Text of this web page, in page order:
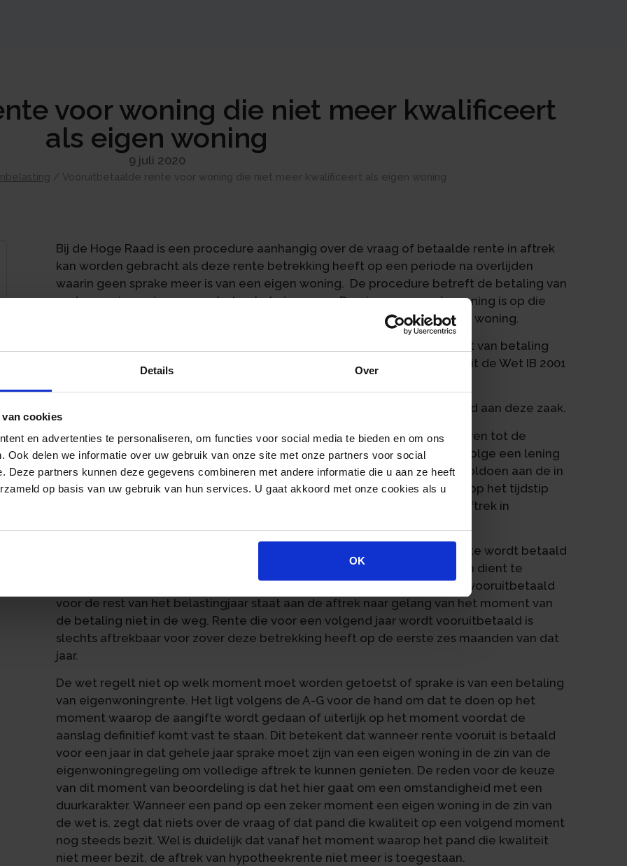
Details Over
cookies
en advertenties te personaliseren, om functies voor social media te bieden en om ons
Ook delen we informatie over uw gebruik van onze site met onze partners voor social
Deze partners kunnen deze gegevens combineren met andere informatie die u aan ze heeft
op basis van uw gebruik van hun services. U gaat akkoord met onze cookies als u
OK
voor woning die niet meer kwalificeert
als eigen woning
9 juli 2020
/ Vooruitbetaalde rente voor woning die niet meer kwalificeert als eigen woning
Bij de Hoge Raad is een procedure aanhangig over de vraag of betaalde rente in aftrek
kan worden gebracht als deze rente betrekking heeft op een periode na overlijden
waarin geen sprake meer is van een eigen woning. De procedure betreft de betaling van
rente op 4 januari 2014 voor het gehele jaar 2014. De eigenaar van de woning is op die
dag overleden, waardoor na 4 januari geen sprake meer is van een eigen woning.
De erfgenamen menen dat de rente aftrekbaar is omdat op het moment van betaling
sprake was van een eigenwoningschuld. Volgens de erfgenamen volgt uit de Wet IB 2001
De Advocaat-generaal (A-G) bij de Hoge Raad heeft een conclusie gewijd aan deze zaak.
In de Wet IB 2001 is geregeld dat betaalde rente van schulden, die behoren tot de
eigenwoningschuld, aftrekbaar is. De rente moet verschuldigd zijn ingevolge een lening
die is aangegaan ter financiering van de eigen woning. De lening moet voldoen aan de in
de wet genoemde voorwaarden. Rente komt voor aftrek in aanmerking op het tijdstip
waarop zij is betaald. Ook vooruitbetaalde rente komt in beginsel voor aftrek in
Volgens de Hoge Raad is van vooruitbetaalde rente sprake wanneer rente wordt betaald
op een tijdstip dat ligt vóór de periode waaraan deze in economische zin dient te
worden toegerekend. Dat verschuldigde en kwalificerende rente wordt vooruitbetaald
voor de rest van het belastingjaar staat aan de aftrek naar gelang van het moment van
de betaling niet in de weg. Rente die voor een volgend jaar wordt vooruitbetaald is
slechts aftrekbaar voor zover deze betrekking heeft op de eerste zes maanden van dat
jaar.
De wet regelt niet op welk moment moet worden getoetst of sprake is van een betaling
van eigenwoningrente. Het ligt volgens de A-G voor de hand om dat te doen op het
moment waarop de aangifte wordt gedaan of uiterlijk op het moment voordat de
aanslag definitief komt vast te staan. Dit betekent dat wanneer rente vooruit is betaald
voor een jaar in dat gehele jaar sprake moet zijn van een eigen woning in de zin van de
eigenwoningregeling om volledige aftrek te kunnen genieten. De reden voor de keuze
van dit moment van beoordeling is dat het hier gaat om een omstandigheid met een
duurkarakter. Wanneer een pand op een zeker moment een eigen woning in de zin van
de wet is, zegt dat niets over de vraag of dat pand die kwaliteit op een volgend moment
nog steeds bezit. Wel is duidelijk dat vanaf het moment waarop het pand die kwaliteit
niet meer bezit, de aftrek van hypotheekrente niet meer is toegestaan.